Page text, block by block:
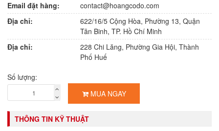
Email đặt hàng:
contact@hoangcodo.com
Địa chỉ:
622/16/5 Cộng Hòa, Phường 13, Quận
Tân Binh, TP. Hồ Chí Minh
Địa chỉ:
228 Chi Lăng, Phường Gia Hội, Thành
Phố Huế
Số lượng:
MUA NGAY
THÔNG TIN KỸ THUẬT